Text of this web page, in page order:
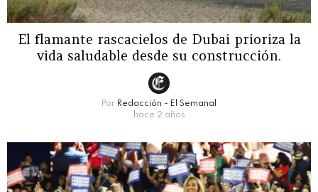
El flamante rascacielos de Dubai prioriza la
vida saludable desde su construcción.
Por Redacción - El Semanal
hace 2 años